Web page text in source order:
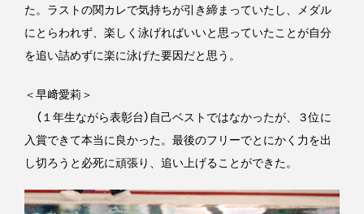
た。ラストの関カレで気持ちが引き締まっていたし、メダル
にとらわれず、楽しく泳げればいいと思っていたことが自分
を追い詰めずに楽に泳げた要因だと思う。
＜早﨑愛莉＞
（１年生ながら表彰台）自己ベストではなかったが、３位に
入賞できて本当に良かった。最後のフリーでとにかく力を出
し切ろうと必死に頑張り、追い上げることができた。